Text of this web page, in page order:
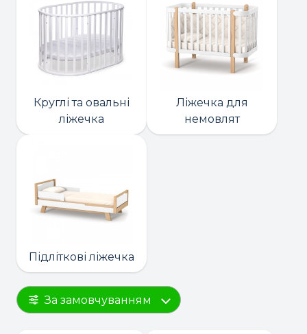
Круглі та овальні
ліжечка
Ліжечка для
немовлят
Підліткові ліжечка
За замовчуванням